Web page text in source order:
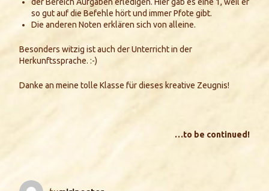
so gut auf die Befehle hört und immer Pfote gibt.
Die anderen Noten erklären sich von alleine.
Besonders witzig ist auch der Unterricht in der
Herkunftssprache. :-)
Danke an meine tolle Klasse für dieses kreative Zeugnis!
…to be continued!